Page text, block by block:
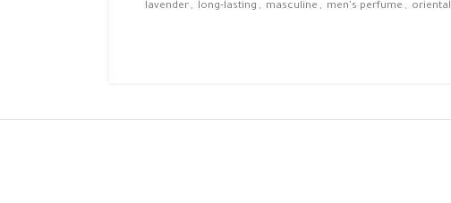
lavender , long-lasting , masculine , men's perfume , oriental